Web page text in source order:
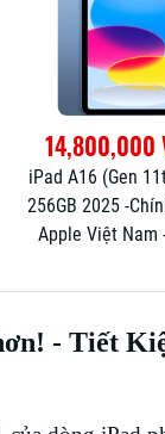
14,800,000
iPad A16 (Gen
256GB 2025 -
Apple Việt Nam
- Tiết